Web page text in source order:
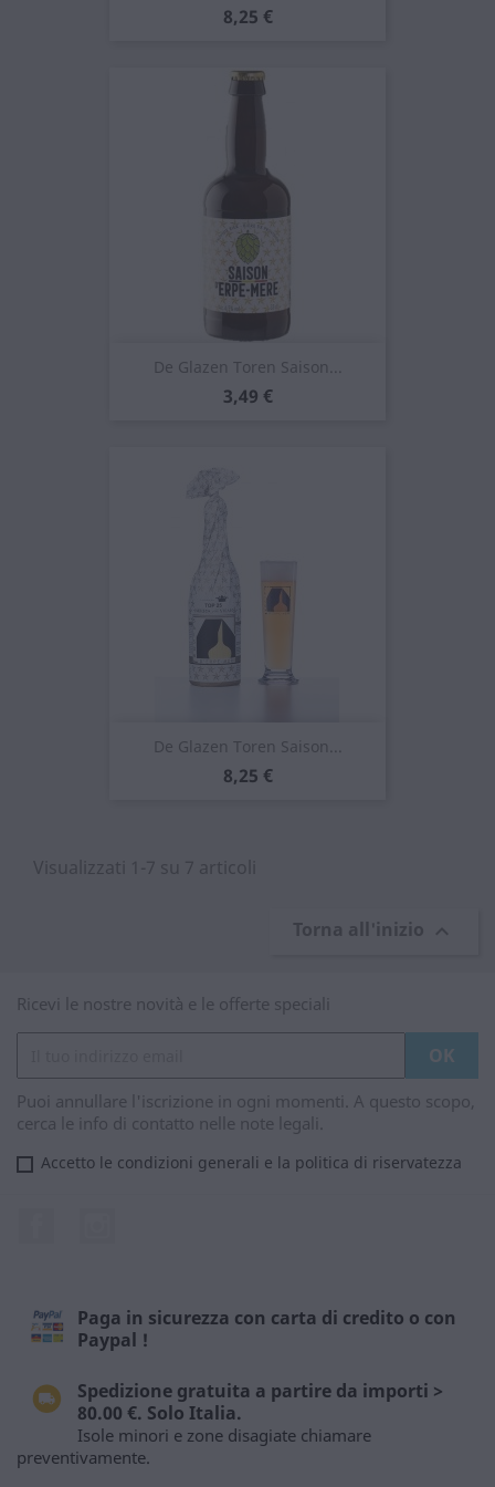
Prezzo
8,25 €
De Glazen Toren Saison...
Prezzo
3,49 €
De Glazen Toren Saison...
Prezzo
8,25 €
Visualizzati 1-7 su 7 articoli
Torna all'inizio 
Ricevi le nostre novità e le offerte speciali
Puoi annullare l'iscrizione in ogni momenti. A questo scopo,
cerca le info di contatto nelle note legali.
Accetto le condizioni generali e la politica di riservatezza
Paga in sicurezza con carta di credito o con
Paypal !
Spedizione gratuita a partire da importi >
80.00 €. Solo Italia.
Isole minori e zone disagiate chiamare
preventivamente.